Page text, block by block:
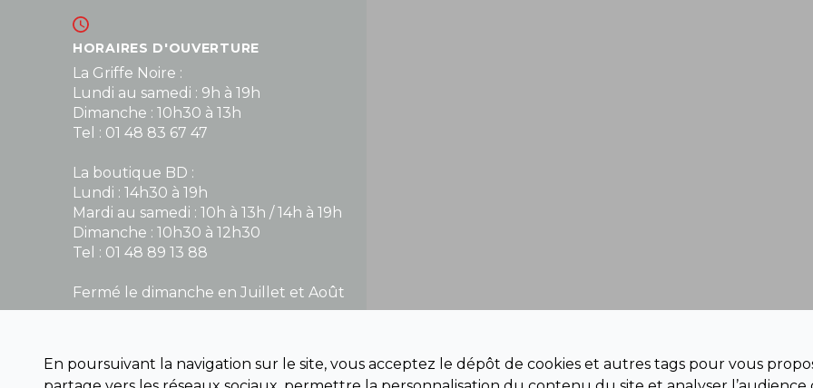
HORAIRES D'OUVERTURE
La Griffe Noire :
Lundi au samedi : 9h à 19h
Dimanche : 10h30 à 13h
Tel : 01 48 83 67 47
La boutique BD :
Lundi : 14h30 à 19h
Mardi au samedi : 10h à 13h / 14h à 19h
Dimanche : 10h30 à 12h30
Tel : 01 48 89 13 88
Fermé le dimanche en Juillet et Août
contact@la-griffe-noire.com
En poursuivant la navigation sur le site, vous acceptez le dépôt de cookies et autres tags pour vous